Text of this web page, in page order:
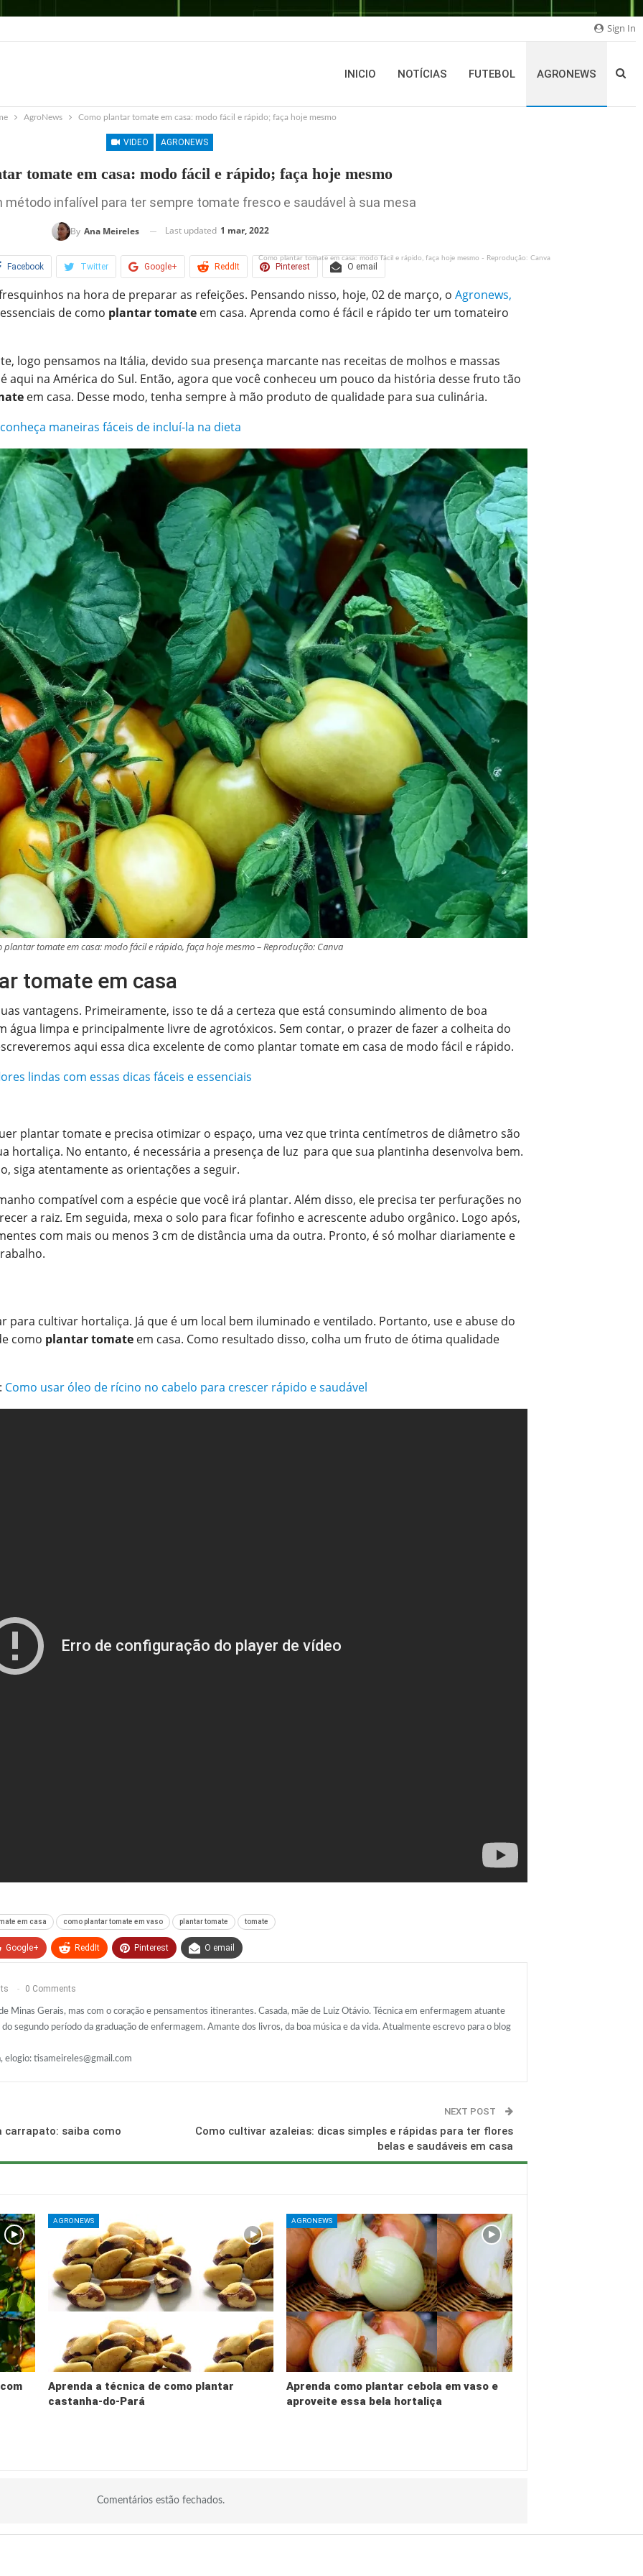
Sign In
INICIO NOTÍCIAS FUTEBOL AGRONEWS
AgroNews Como plantar tomate em casa: modo fácil e rápido; faça hoje mesmo
VIDEO AGRONEWS
tomate em casa: modo fácil e rápido; faça hoje mesmo
método infalível para ter sempre tomate fresco e saudável à sua mesa
By Ana Meireles Last updated 1 mar, 2022
Como plantar tomate em casa: modo fácil e rápido, faça hoje mesmo - Reprodução: Canva
Facebook Twitter Google+ ReddIt Pinterest O email
na hora de preparar as refeições. Pensando nisso, hoje, 02 de março, oAgronews,
de como plantar tomate em casa. Aprenda como é fácil e rápido ter um tomateiro
logo pensamos na Itália, devido sua presença marcante nas receitas de molhos e massas
aqui na América do Sul. Então, agora que você conheceu um pouco da história desse fruto tão
em casa. Desse modo, tenha sempre à mão produto de qualidade para sua culinária.
maneiras fáceis de incluí-la na dieta
plantar tomate em casa: modo fácil e rápido, faça hoje mesmo – Reprodução: Canva
tomate em casa
vantagens. Primeiramente, isso te dá a certeza que está consumindo alimento de boa
água limpa e principalmente livre de agrotóxicos. Sem contar, o prazer de fazer a colheita do
aqui essa dica excelente de como plantar tomate em casa de modo fácil e rápido.
lindas com essas dicas fáceis e essenciais
plantar tomate e precisa otimizar o espaço, uma vez que trinta centímetros de diâmetro são
hortaliça. No entanto, é necessária a presença de luz para que sua plantinha desenvolva bem.
siga atentamente as orientações a seguir.
compatível com a espécie que você irá plantar. Além disso, ele precisa ter perfurações no
a raiz. Em seguida, mexa o solo para ficar fofinho e acrescente adubo orgânico. Logo após,
com mais ou menos 3 cm de distância uma da outra. Pronto, é só molhar diariamente e
para cultivar hortaliça. Já que é um local bem iluminado e ventilado. Portanto, use e abuse do
como plantar tomate em casa. Como resultado disso, colha um fruto de ótima qualidade
Como usar óleo de rícino no cabelo para crescer rápido e saudável
em casa como plantar tomate em vaso plantar tomate tomate
Google+ ReddIt Pinterest O email
0 Comments
Minas Gerais, mas com o coração e pensamentos itinerantes. Casada, mãe de Luiz Otávio. Técnica em enfermagem atuante
segundo período da graduação de enfermagem. Amante dos livros, da boa música e da vida. Atualmente escrevo para o blog
elogio:tisameireles@gmail.com
carrapato: saiba como
NEXT POST
Como cultivar azaleias: dicas simples e rápidas para ter flores
belas e saudáveis em casa
AGRONEWS
Aprenda a técnica de como plantar
castanha-do-Pará
AGRONEWS
Aprenda como plantar cebola em vaso e
aproveite essa bela hortaliça
Comentários estão fechados.